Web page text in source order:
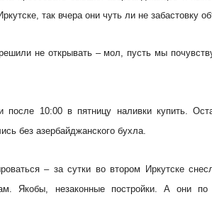
так вчера они чуть ли не забастовку
не открывать – мол, пусть мы
10:00 в пятницу наливки купить.
без азербайджанского бухла.
– за сутки во втором Иркутске
Якобы, незаконные постройки. А они